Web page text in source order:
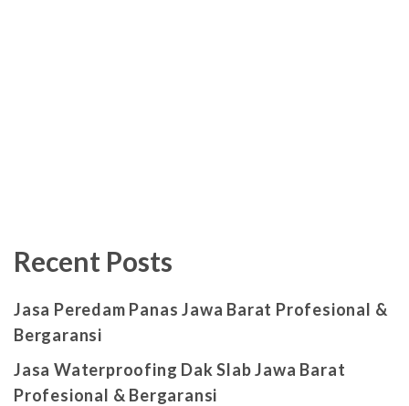
Recent Posts
Jasa Peredam Panas Jawa Barat Profesional &
Bergaransi
Jasa Waterproofing Dak Slab Jawa Barat
Profesional & Bergaransi